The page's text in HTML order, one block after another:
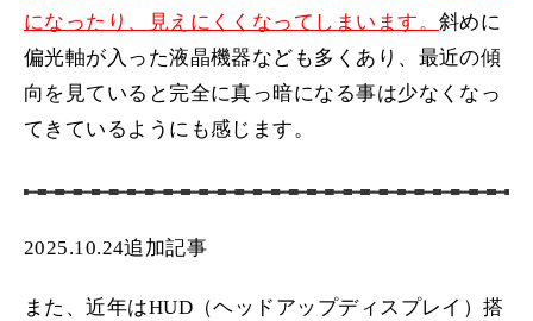
になったり、見えにくくなってしまいます。 斜めに
偏光軸が入った液晶機器なども多くあり、最近の傾
向を見ていると完全に真っ暗になる事は少なくなっ
てきているようにも感じます。
2025.10.24追加記事
また、近年はHUD（ヘッドアップディスプレイ）搭